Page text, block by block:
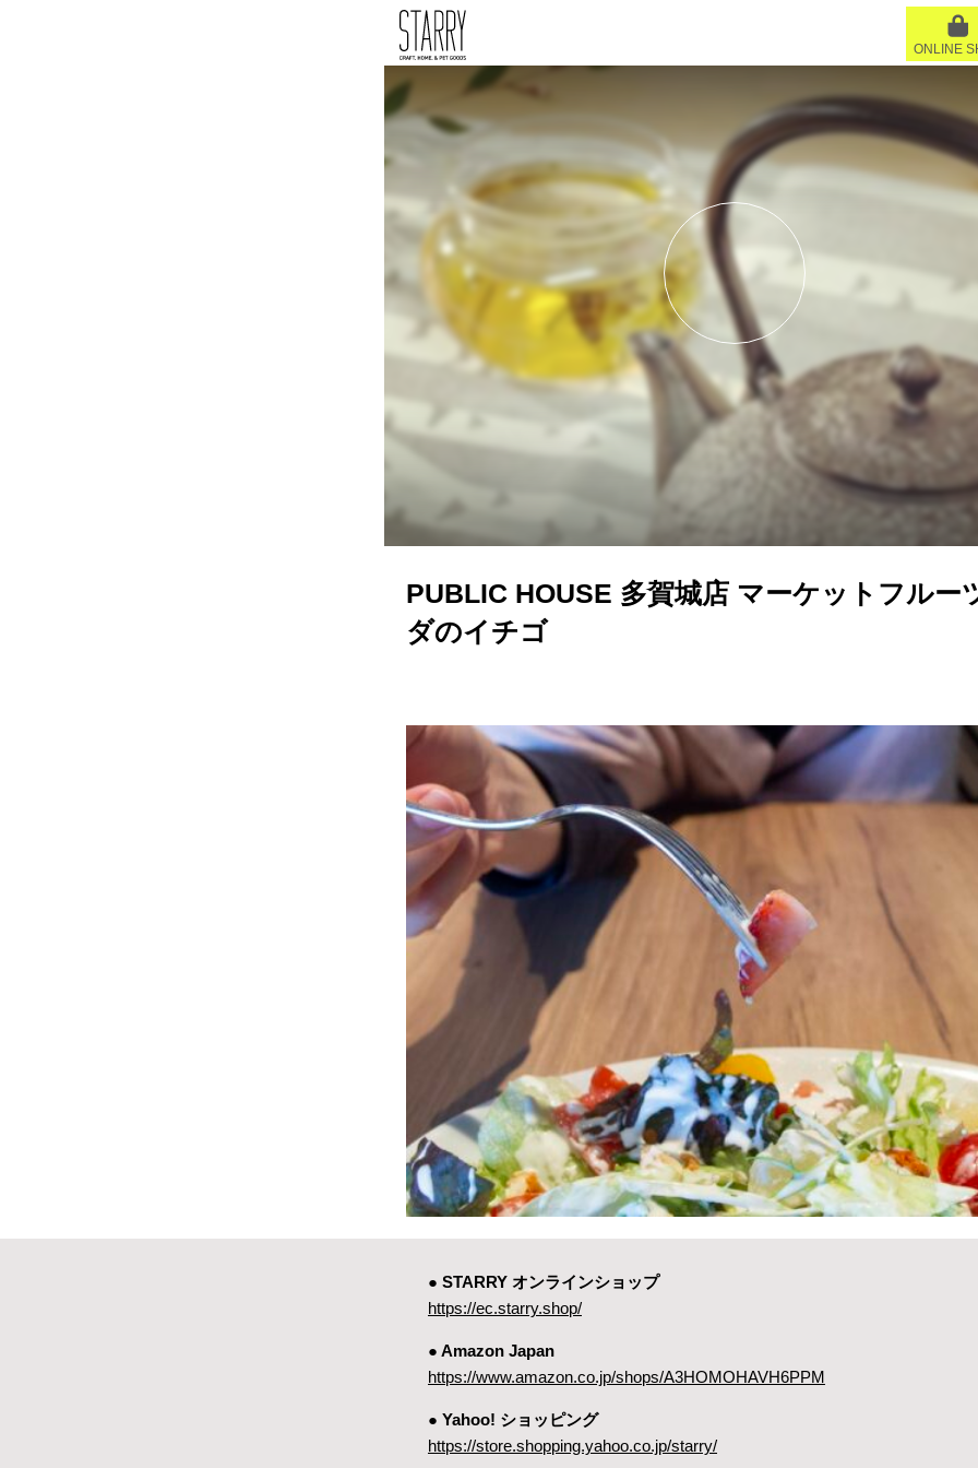
ONLINE
PUBLIC HOUSE 多賀城店 マーケットフルー
ダのイチゴ
● STARRY オンラインショップ
https://ec.starry.shop/
● Amazon Japan
https://www.amazon.co.jp/shops/A3HOMOHAVH6PPM
● Yahoo! ショッピング
https://store.shopping.yahoo.co.jp/starry/